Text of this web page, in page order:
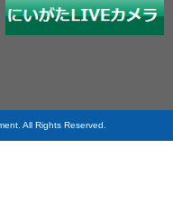
All Rights Reserved.